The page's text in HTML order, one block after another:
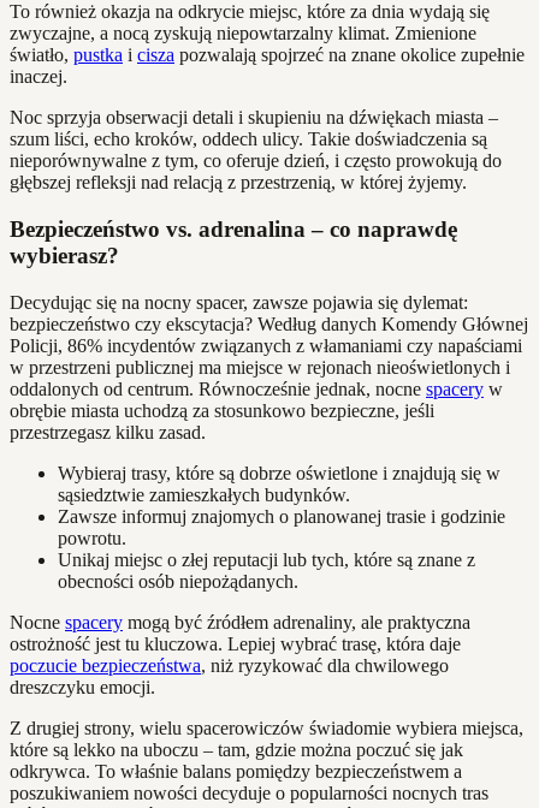
To również okazja na odkrycie miejsc, które za dnia wydają się
zwyczajne, a nocą zyskują niepowtarzalny klimat. Zmienione
światło, pustka i cisza pozwalają spojrzeć na znane okolice zupełnie
inaczej.
Noc sprzyja obserwacji detali i skupieniu na dźwiękach miasta –
szum liści, echo kroków, oddech ulicy. Takie doświadczenia są
nieporównywalne z tym, co oferuje dzień, i często prowokują do
głębszej refleksji nad relacją z przestrzenią, w której żyjemy.
Bezpieczeństwo vs. adrenalina – co naprawdę
wybierasz?
Decydując się na nocny spacer, zawsze pojawia się dylemat:
bezpieczeństwo czy ekscytacja? Według danych Komendy Głównej
Policji, 86% incydentów związanych z włamaniami czy napaściami
w przestrzeni publicznej ma miejsce w rejonach nieoświetlonych i
oddalonych od centrum. Równocześnie jednak, nocne spacery w
obrębie miasta uchodzą za stosunkowo bezpieczne, jeśli
przestrzegasz kilku zasad.
Wybieraj trasy, które są dobrze oświetlone i znajdują się w
sąsiedztwie zamieszkałych budynków.
Zawsze informuj znajomych o planowanej trasie i godzinie
powrotu.
Unikaj miejsc o złej reputacji lub tych, które są znane z
obecności osób niepożądanych.
Nocne spacery mogą być źródłem adrenaliny, ale praktyczna
ostrożność jest tu kluczowa. Lepiej wybrać trasę, która daje
poczucie bezpieczeństwa, niż ryzykować dla chwilowego
dreszczyku emocji.
Z drugiej strony, wielu spacerowiczów świadomie wybiera miejsca,
które są lekko na uboczu – tam, gdzie można poczuć się jak
odkrywca. To właśnie balans pomiędzy bezpieczeństwem a
poszukiwaniem nowości decyduje o popularności nocnych tras